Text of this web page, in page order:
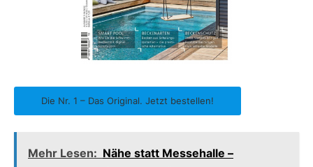
Die Nr. 1 – Das Original. Jetzt bestellen!
Mehr Lesen: Nähe statt Messehalle –